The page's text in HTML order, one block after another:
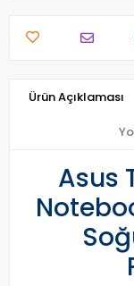
Ürün Açıklaması
Asus